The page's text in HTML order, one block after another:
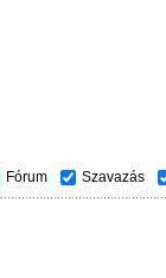
Fórum Szavazás